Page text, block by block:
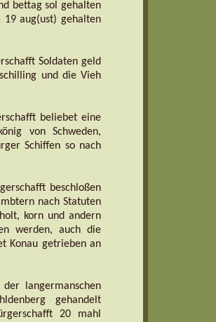
bettag sol gehalten
19 aug(ust) gehalten
Soldaten geld
und die Vieh
beliebet eine
von Schweden,
Schiffen so nach
beschloßen
nach Statuten
korn und andern
werden, auch die
Konau getrieben an
langermanschen
gehandelt
20 mahl